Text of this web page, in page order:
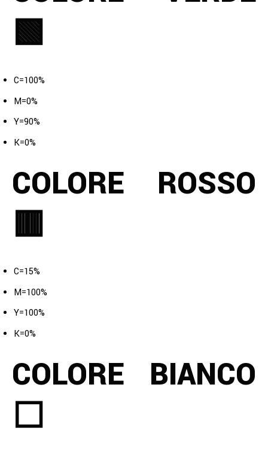
🟩
C=100%
M=0%
Y=90%
K=0%
COLORE ROSSO
🟥
C=15%
M=100%
Y=100%
K=0%
COLORE BIANCO
⬜